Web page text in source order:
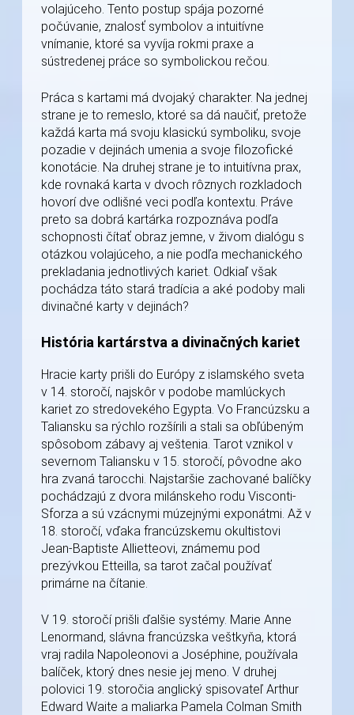
volajúceho. Tento postup spája pozorné
počúvanie, znalosť symbolov a intuitívne
vnímanie, ktoré sa vyvíja rokmi praxe a
sústredenej práce so symbolickou rečou.
Práca s kartami má dvojaký charakter. Na jednej
strane je to remeslo, ktoré sa dá naučiť, pretože
každá karta má svoju klasickú symboliku, svoje
pozadie v dejinách umenia a svoje filozofické
konotácie. Na druhej strane je to intuitívna prax,
kde rovnaká karta v dvoch rôznych rozkladoch
hovorí dve odlišné veci podľa kontextu. Práve
preto sa dobrá kartárka rozpoznáva podľa
schopnosti čítať obraz jemne, v živom dialógu s
otázkou volajúceho, a nie podľa mechanického
prekladania jednotlivých kariet. Odkiaľ však
pochádza táto stará tradícia a aké podoby mali
divinačné karty v dejinách?
História kartárstva a divinačných kariet
Hracie karty prišli do Európy z islamského sveta
v 14. storočí, najskôr v podobe mamlúckych
kariet zo stredovekého Egypta. Vo Francúzsku a
Taliansku sa rýchlo rozšírili a stali sa obľúbeným
spôsobom zábavy aj veštenia. Tarot vznikol v
severnom Taliansku v 15. storočí, pôvodne ako
hra zvaná tarocchi. Najstaršie zachované balíčky
pochádzajú z dvora milánskeho rodu Visconti-
Sforza a sú vzácnymi múzejnými exponátmi. Až v
18. storočí, vďaka francúzskemu okultistovi
Jean-Baptiste Allietteovi, známemu pod
prezývkou Etteilla, sa tarot začal používať
primárne na čítanie.
V 19. storočí prišli ďalšie systémy. Marie Anne
Lenormand, slávna francúzska veštkyňa, ktorá
vraj radila Napoleonovi a Joséphine, používala
balíček, ktorý dnes nesie jej meno. V druhej
polovici 19. storočia anglický spisovateľ Arthur
Edward Waite a maliarka Pamela Colman Smith